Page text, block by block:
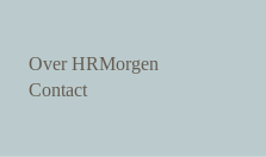
Over HRMorgen
Contact